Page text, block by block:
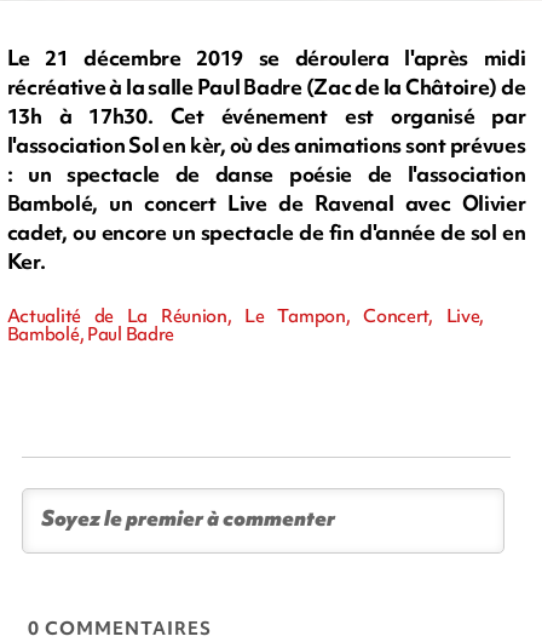
Le 21 décembre 2019 se déroulera l'après midi
récréative à la salle Paul Badre (Zac de la Châtoire) de
13h à 17h30. Cet événement est organisé par
l'association Sol en kèr, où des animations sont prévues
: un spectacle de danse poésie de l'association
Bambolé, un concert Live de Ravenal avec Olivier
cadet, ou encore un spectacle de fin d'année de sol en
Ker.
Actualité de La Réunion, Le Tampon, Concert, Live,
Bambolé, Paul Badre
0 COMMENTAIRES